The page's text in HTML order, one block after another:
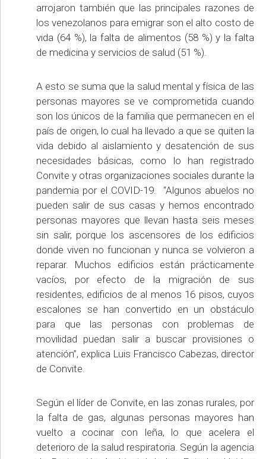
arrojaron también que las principales razones de
los venezolanos para emigrar son el alto costo de
vida (64 %), la falta de alimentos (58 %) y la falta
de medicina y servicios de salud (51 %).
A esto se suma que la salud mental y física de las
personas mayores se ve comprometida cuando
son los únicos de la familia que permanecen en el
país de origen, lo cual ha llevado a que se quiten la
vida debido al aislamiento y desatención de sus
necesidades básicas, como lo han registrado
Convite y otras organizaciones sociales durante la
pandemia por el COVID-19. “Algunos abuelos no
pueden salir de sus casas y hemos encontrado
personas mayores que llevan hasta seis meses
sin salir, porque los ascensores de los edificios
donde viven no funcionan y nunca se volvieron a
reparar. Muchos edificios están prácticamente
vacíos, por efecto de la migración de sus
residentes, edificios de al menos 16 pisos, cuyos
escalones se han convertido en un obstáculo
para que las personas con problemas de
movilidad puedan salir a buscar provisiones o
atención”, explica Luis Francisco Cabezas, director
de Convite.
Según el líder de Convite, en las zonas rurales, por
la falta de gas, algunas personas mayores han
vuelto a cocinar con leña, lo que acelera el
deterioro de la salud respiratoria. Según la agencia